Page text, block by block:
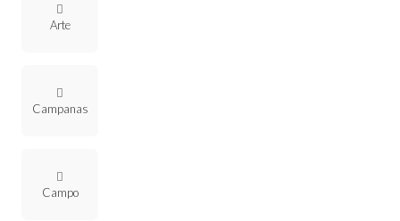
Arte
Campanas
Campo